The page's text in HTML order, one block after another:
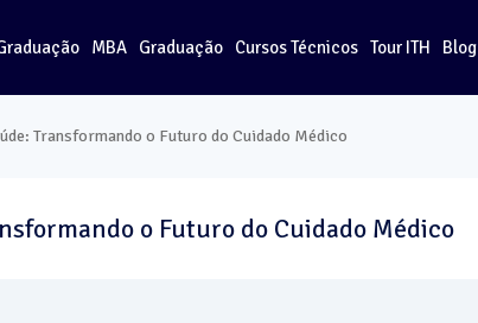
MBA Graduação Cursos Técnicos Tour ITH Blog
Transformando o Futuro do Cuidado Médico
o Futuro do Cuidado Médico